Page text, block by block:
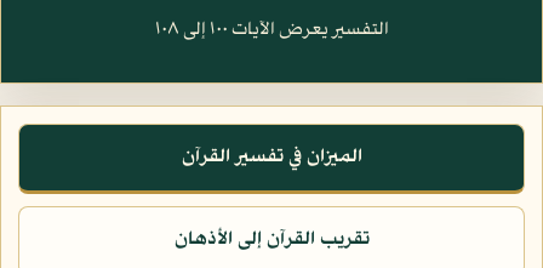
التفسير يعرض الآيات ١٠٠ إلى ١٠٨
الميزان في تفسير القرآن
تقريب القرآن إلى الأذهان